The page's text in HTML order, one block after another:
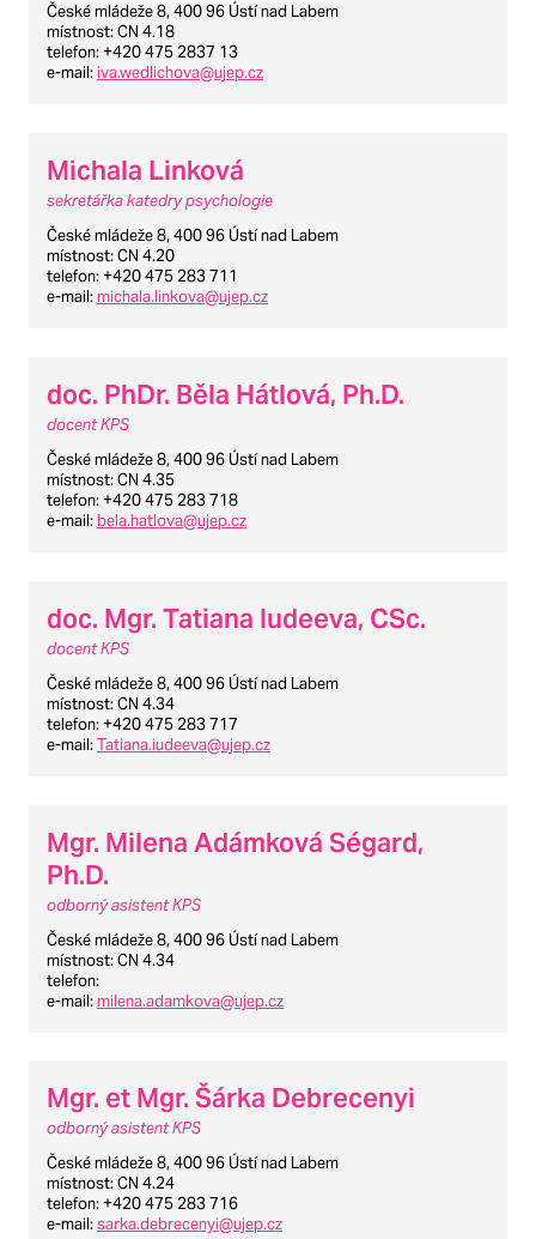
České mládeže 8, 400 96 Ústí nad Labem
místnost: CN 4.18
telefon: +420 475 2837 13
e-mail: iva.wedlichova@ujep.cz
Michala Linková
sekretářka katedry psychologie
České mládeže 8, 400 96 Ústí nad Labem
místnost: CN 4.20
telefon: +420 475 283 711
e-mail:michala.linkova@ujep.cz
doc. PhDr. Běla Hátlová, Ph.D.
docent KPS
České mládeže 8, 400 96 Ústí nad Labem
místnost: CN 4.35
telefon: +420 475 283 718
e-mail: bela.hatlova@ujep.cz
doc. Mgr. Tatiana Iudeeva, CSc.
docent KPS
České mládeže 8, 400 96 Ústí nad Labem
místnost: CN 4.34
telefon: +420 475 283 717
e-mail:Tatiana.iudeeva@ujep.cz
Mgr. Milena Adámková Ségard,
Ph.D.
odborný asistent KPS
České mládeže 8, 400 96 Ústí nad Labem
místnost: CN 4.34
telefon:
e-mail:milena.adamkova@ujep.cz
Mgr. et Mgr. Šárka Debrecenyi
odborný asistent KPS
České mládeže 8, 400 96 Ústí nad Labem
místnost: CN 4.24
telefon: +420 475 283 716
e-mail:sarka.debrecenyi@ujep.cz